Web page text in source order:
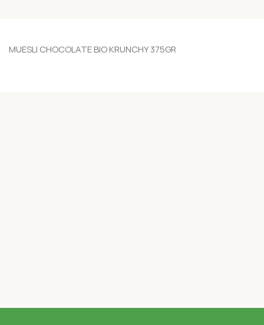
MUESLI CHOCOLATE BIO KRUNCHY 375GR